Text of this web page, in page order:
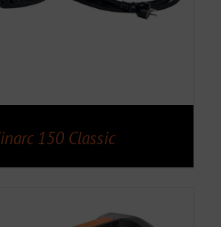
150 Classic